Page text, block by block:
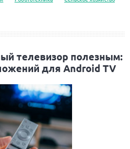
телевизор полезным:
для Android TV